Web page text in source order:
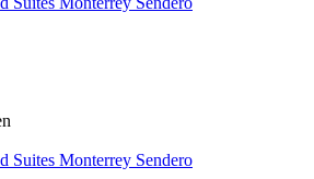
Suites Monterrey Sendero